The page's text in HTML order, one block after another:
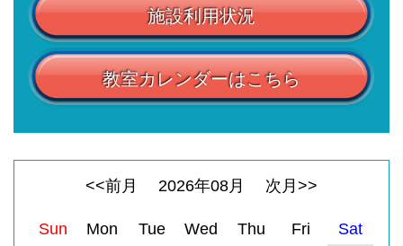
施設利用状況
教室カレンダーはこちら
<<前月 2026年08月 次月>>
Sun Mon Tue Wed Thu Fri
Sat